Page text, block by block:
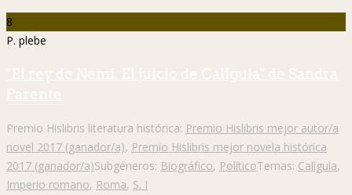
8
P. plebe
"El rey de Nemi. El juicio de Calígula" de Sandra
Parente
Premio Hislibris literatura histórica: Premio Hislibris mejor autor/a
novel 2017 (ganador/a), Premio Hislibris mejor novela histórica
2017 (ganador/a)Subgéneros: Biográfico, PolíticoTemas: Calígula,
Imperio romano, Roma, S. I